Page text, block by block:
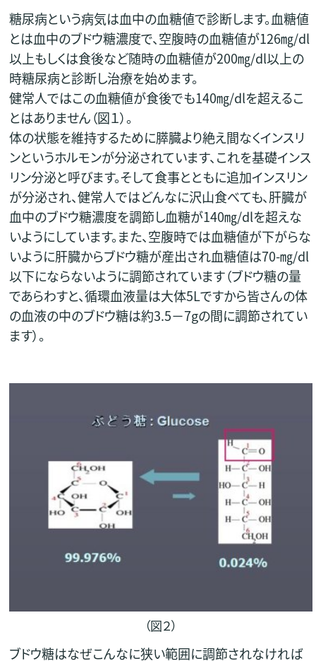
糖尿病という病気は血中の血糖値で診断します。血糖値
とは血中のブドウ糖濃度で、空腹時の血糖値が126㎎/dl
以上もしくは食後など随時の血糖値が200㎎/dl以上の
時糖尿病と診断し治療を始めます。
健常人ではこの血糖値が食後でも140㎎/dlを超えるこ
とはありません（図１）。
体の状態を維持するために膵臓より絶え間なくインスリ
ンというホルモンが分泌されています、これを基礎インス
リン分泌と呼びます。そして食事とともに追加インスリン
が分泌され、健常人ではどんなに沢山食べても、肝臓が
血中のブドウ糖濃度を調節し血糖が140㎎/dlを超えな
いようにしています。また、空腹時では血糖値が下がらな
いように肝臓からブドウ糖が産出され血糖値は70-㎎/dl
以下にならないように調節されています（ブドウ糖の量
であらわすと、循環血液量は大体5Lですから皆さんの体
の血液の中のブドウ糖は約3.5－7gの間に調節されてい
ます）。
（図２）
ブドウ糖はなぜこんなに狭い範囲に調節されなければ